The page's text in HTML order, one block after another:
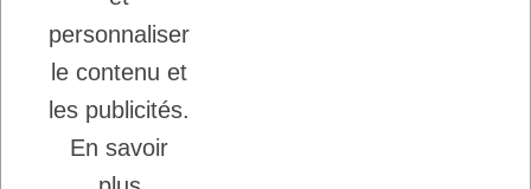
Copyright © 2026 - DogFrenchTouch™
personnaliser
le contenu et
les publicités.
En savoir